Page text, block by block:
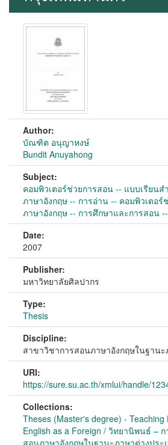
Author:
บัณฑิต อนุญาหงษ์
Bundit Anuyahong
Subject:
คอมพิวเตอร์ช่วยการสอน -- แบบเรียนส
ภาษาอังกฤษ -- การอ่าน -- คอมพิวเตอร์
ภาษาอังกฤษ -- การศึกษาและการสอน
Date:
2007
Publisher:
มหาวิทยาลัยศิลปากร
Type:
Thesis
Discipline:
สาขาวิชาการสอนภาษาอังกฤษในฐานะ
URI:
https://sure.su.ac.th/xmlui/handle/
Collections:
Theses (Master's degree) - Teaching
English as a Foreign / วิทยานิพนธ์ –
สอนภาษาอังกฤษในฐานะภาษาต่างประ